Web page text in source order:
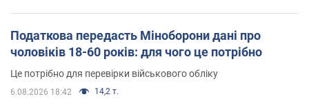
Податкова передасть Міноборони дані про
чоловіків 18-60 років: для чого це потрібно
Це потрібно для перевірки військового обліку
6.08.2026 18:42 14,2 т.